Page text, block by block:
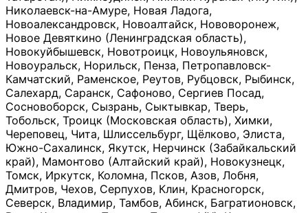
Николаевск-на-Амуре, Новая Ладога,
Новоалександровск, Новоалтайск, Нововоронеж,
Новое Девяткино (Ленинградская область),
Новокуйбышевск, Новотроицк, Новоульяновск,
Новоуральск, Норильск, Пенза, Петропавловск-
Камчатский, Раменское, Реутов, Рубцовск, Рыбинск,
Салехард, Саранск, Сафоново, Сергиев Посад,
Сосновоборск, Сызрань, Сыктывкар, Тверь,
Тобольск, Троицк (Московская область), Химки,
Череповец, Чита, Шлиссельбург, Щёлково, Элиста,
Южно-Сахалинск, Якутск, Нерчинск (Забайкальский
край), Мамонтово (Алтайский край), Новокузнецк,
Томск, Иркутск, Коломна, Псков, Азов, Лобня,
Дмитров, Чехов, Серпухов, Клин, Красногорск,
Северск, Владимир, Тамбов, Абинск, Багратионовск,